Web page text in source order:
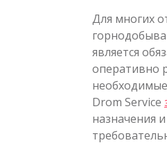
Для многих
является
оперативно
Drom Service
назначения